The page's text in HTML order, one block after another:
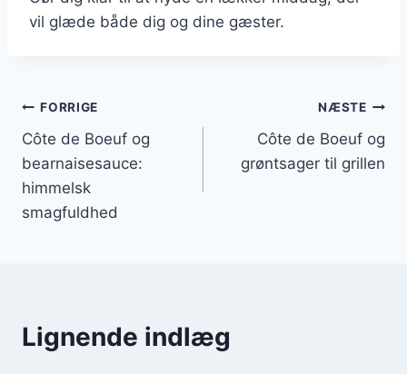
vil glæde både dig og dine gæster.
Indlægsnavigation
FORRIGE
Côte de Boeuf og
bearnaisesauce:
himmelsk
smagfuldhed
NÆSTE
Côte de Boeuf og
grøntsager til grillen
Lignende indlæg